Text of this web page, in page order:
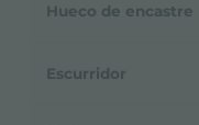
Hueco de encastre
Escurridor